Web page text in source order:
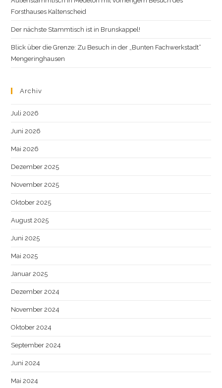
Forsthauses Kaltenscheid
Der nächste Stammtisch ist in Brunskappel!
Blick über die Grenze: Zu Besuch in der „Bunten Fachwerkstadt“
Mengeringhausen
Archiv
Juli 2026
Juni 2026
Mai 2026
Dezember 2025
November 2025
Oktober 2025
August 2025
Juni 2025
Mai 2025
Januar 2025
Dezember 2024
November 2024
Oktober 2024
September 2024
Juni 2024
Mai 2024